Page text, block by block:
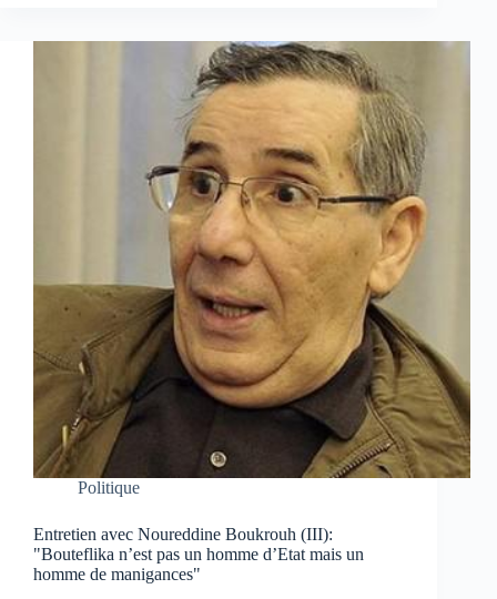
Politique
Entretien avec Noureddine Boukrouh (III):
"Bouteflika n’est pas un homme d’Etat mais un
homme de manigances"